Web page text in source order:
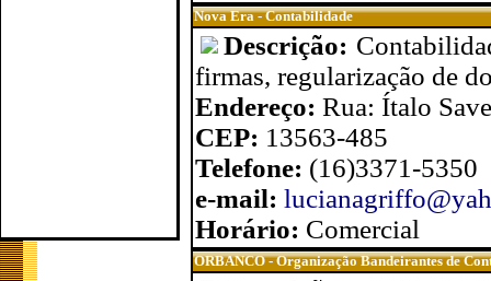
Nova Era - Contabilidade
Descrição:
firmas, regularização de
Endereço: Rua: Ítalo
CEP: 13563-485
Telefone: (16)3371-5350
e-mail:
Horário: Comercial
ORBANCO - Organização Bandeirantes de